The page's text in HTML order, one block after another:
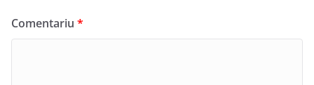
Comentariu *